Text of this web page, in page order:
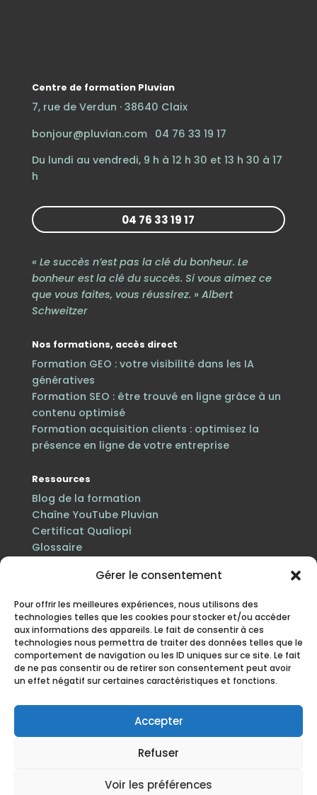
Gérer le consentement
Pour offrir les meilleures expériences, nous utilisons des
technologies telles que les cookies pour stocker et/ou accéder
aux informations des appareils. Le fait de consentir à ces
technologies nous permettra de traiter des données telles que le
comportement de navigation ou les ID uniques sur ce site. Le fait
de ne pas consentir ou de retirer son consentement peut avoir
un effet négatif sur certaines caractéristiques et fonctions.
Accepter
Refuser
Voir les préférences
Centre de formation Pluvian
7, rue de Verdun · 38640 Claix
bonjour@pluvian.com· 04 76 33 19 17
Du lundi au vendredi, 9 h à 12 h 30 et 13 h 30 à 17
h
04 76 33 19 17
« Le succès n’est pas la clé du bonheur. Le
bonheur est la clé du succès. Si vous aimez ce
que vous faites, vous réussirez. » Albert
Schweitzer
Nos formations, accès direct
Formation GEO : votre visibilité dans les IA
génératives
Formation SEO : être trouvé en ligne grâce à un
contenu optimisé
Formation acquisition clients : optimisez la
présence en ligne de votre entreprise
Ressources
Blog de la formation
Chaîne YouTube Pluvian
Certificat Qualiopi
Glossaire
formation · n° de déclaration d’activité 84 38 06816 38
enregistré auprès du préfet de la région Auvergne-
Politique de protection des
mis à jour en juillet 2026